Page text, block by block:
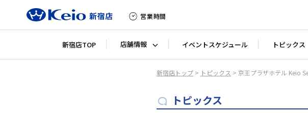
営業時間
新宿店TOP 店舗情報 イベントスケジュール トピックス
新宿店トップ > トピックス > 京王プラザホテル Keio
トピックス